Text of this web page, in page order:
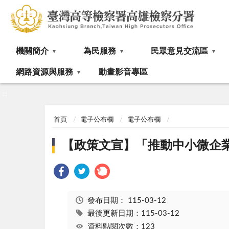
機關簡介 為民服務 民眾意見交流區
網路資源與服務 動畫影音專區
首頁 電子公布欄 電子公布欄
【政策文宣】「推動中小微
發布日期： 115-03-12
最後更新日期：115-03-12
資料點閱次數：123